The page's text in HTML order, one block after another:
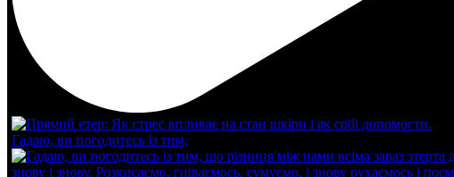
Гадаю, ви погодитесь із тим,